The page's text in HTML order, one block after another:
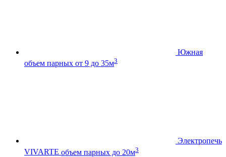
Южная
объем парных от 9 до 35м3
Электропечь
VIVARTE объем парных до 20м3